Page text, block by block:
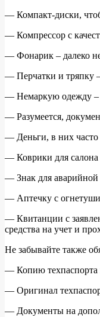
— Компакт-диски,
— Компрессор с
— Фонарик – далеко не
— Перчатки и тряпку
— Немаркую одежду –
— Разумеется,
— Деньги, в них часто
— Коврики для салона
— Знак для аварийной
— Аптечку с
— Квитанции с
средства на учет и
Не забывайте также
— Копию техпаспорта
— Оригинал
— Документы на